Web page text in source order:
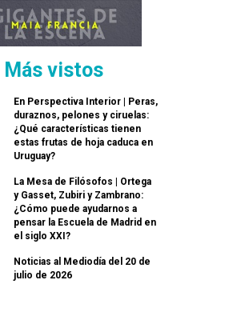
Más vistos
En Perspectiva Interior | Peras,
duraznos, pelones y ciruelas:
¿Qué características tienen
estas frutas de hoja caduca en
Uruguay?
La Mesa de Filósofos | Ortega
y Gasset, Zubiri y Zambrano:
¿Cómo puede ayudarnos a
pensar la Escuela de Madrid en
el siglo XXI?
Noticias al Mediodía del 20 de
julio de 2026